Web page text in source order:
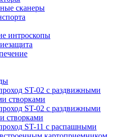
сканеры
интроскопы
ST-02 с раздвижными
створками
ST-02 с раздвижными
створками
ST-11 с распашными